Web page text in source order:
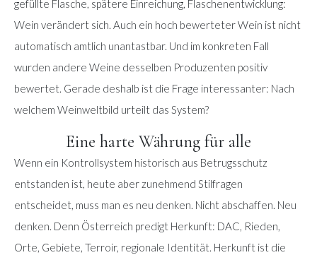
gefüllte Flasche, spätere Einreichung, Flaschenentwicklung:
Wein verändert sich. Auch ein hoch bewerteter Wein ist nicht
automatisch amtlich unantastbar. Und im konkreten Fall
wurden andere Weine desselben Produzenten positiv
bewertet. Gerade deshalb ist die Frage interessanter: Nach
welchem Weinweltbild urteilt das System?
Eine harte Währung für alle
Wenn ein Kontrollsystem historisch aus Betrugsschutz
entstanden ist, heute aber zunehmend Stilfragen
entscheidet, muss man es neu denken. Nicht abschaffen. Neu
denken. Denn Österreich predigt Herkunft: DAC, Rieden,
Orte, Gebiete, Terroir, regionale Identität. Herkunft ist die